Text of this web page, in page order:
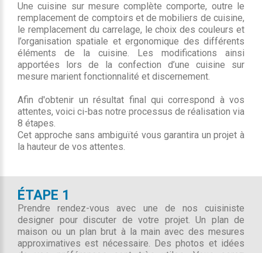
Une cuisine sur mesure complète comporte, outre le
remplacement de comptoirs et de mobiliers de cuisine,
le remplacement du carrelage, le choix des couleurs et
l’organisation spatiale et ergonomique des différents
éléments de la cuisine. Les modifications ainsi
apportées lors de la confection d’une cuisine sur
mesure marient fonctionnalité et discernement.
Afin d'obtenir un résultat final qui correspond à vos
attentes, voici ci-bas notre processus de réalisation via
8 étapes.
Cet approche sans ambiguïté vous garantira un projet à
la hauteur de vos attentes.
ÉTAPE 1
Prendre rendez-vous avec une de nos cuisiniste
designer pour discuter de votre projet. Un plan de
maison ou un plan brut à la main avec des mesures
approximatives est nécessaire. Des photos et idées